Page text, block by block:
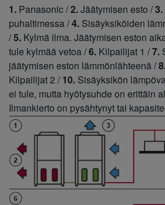
1. Panasonic /2.Jäätymisen esto /3.
puhaltimessa /4. Sisäyksiköiden
/5. Kylmä ilma. Jäätymisen eston
tule kylmää vetoa /6. Kilpailijat 1 /7.
jäätymisen eston lämmönlähteenä /
Kilpailijat 2 /10. Sisäyksikön
ei tule, mutta hyötysuhde on erittäin
Ilmankierto on pysähtynyt tai